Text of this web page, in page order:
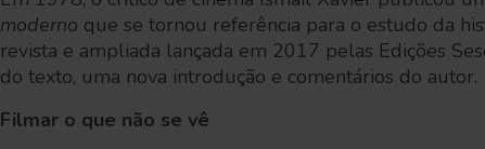
moderno que se tornou referência para o estudo da
revista e ampliada lançada em 2017 pelas Edições
do texto, uma nova introdução e comentários do autor.
Filmar o que não se vê